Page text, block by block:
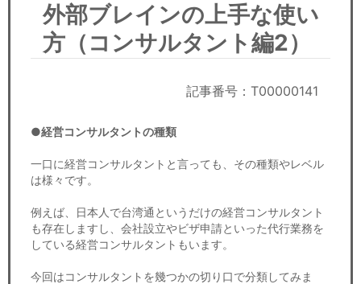
コンサルティング
リサーチ
経済ニュース
労務顧問
ＩＴ
飲食店情報
外部ブレインの上手な使い
方（コンサルタント編2）
記事番号：T00000141
●経営コンサルタントの種類
一口に経営コンサルタントと言っても、その種類やレベル
は様々です。
例えば、日本人で台湾通というだけの経営コンサルタント
も存在しますし、会社設立やビザ申請といった代行業務を
している経営コンサルタントもいます。
今回はコンサルタントを幾つかの切り口で分類してみま